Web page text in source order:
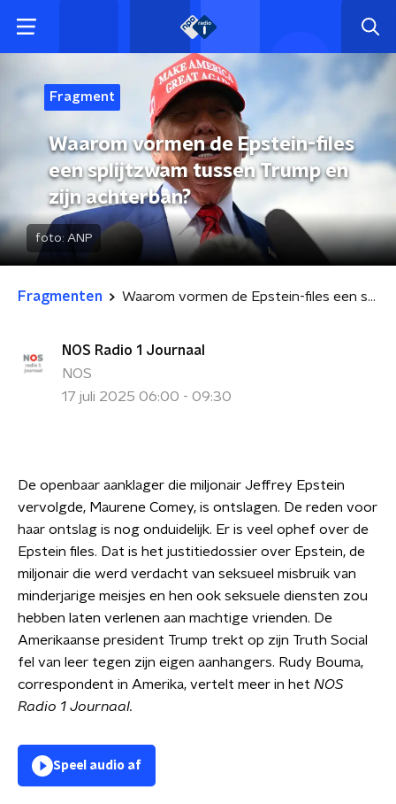
Fragment
Waarom vormen de Epstein-files
een splijtzwam tussen Trump en
zijn achterban?
foto: ANP
Fragmenten Waarom vormen de Epstein-files een splijtzwam tussen Trump en zijn achterban?
NOS Radio 1 Journaal
NOS
17 juli 2025 06:00 - 09:30
De openbaar aanklager die miljonair Jeffrey Epstein
vervolgde, Maurene Comey, is ontslagen. De reden voor
haar ontslag is nog onduidelijk. Er is veel ophef over de
Epstein files. Dat is het justitiedossier over Epstein, de
miljonair die werd verdacht van seksueel misbruik van
minderjarige meisjes en hen ook seksuele diensten zou
hebben laten verlenen aan machtige vrienden. De
Amerikaanse president Trump trekt op zijn Truth Social
fel van leer tegen zijn eigen aanhangers. Rudy Bouma,
correspondent in Amerika, vertelt meer in het NOS
Radio 1 Journaal.
Speel audio af